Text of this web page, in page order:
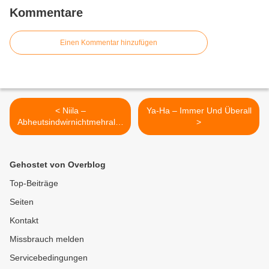
Kommentare
Einen Kommentar hinzufügen
< Niila –
Abheutsindwirnichtmehrallei
ne
Ya-Ha – Immer Und Überall
>
Gehostet von Overblog
Top-Beiträge
Seiten
Kontakt
Missbrauch melden
Servicebedingungen